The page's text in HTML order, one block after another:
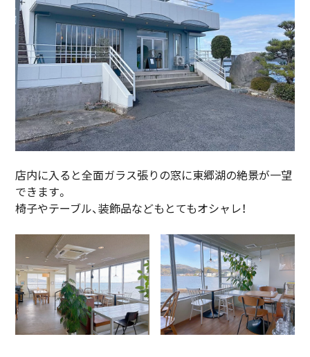
店内に入ると全面ガラス張りの窓に東郷湖の絶景が一望
できます。
椅子やテーブル、装飾品などもとてもオシャレ！